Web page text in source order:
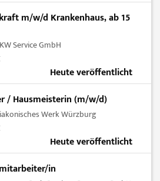
m/w/d Krankenhaus, ab 15
Service GmbH
Heute veröffentlicht
/ Hausmeisterin (m/w/d)
Werk Würzburg
Heute veröffentlicht
in